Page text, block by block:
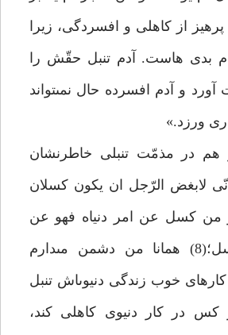
به پرهيز از كاهلى و افسردگى، زيرا
بدى هاست. آدم تنبل حقّش را
آورد و آدم افسرده حال نمى‏تواند
ورزد.»
هم در مذمّت تنبلى خاطرنشان
لابغض الرّجل ان يكون كسلان
من كسل عن امر دنياه فهو عن
امر آخرته اكسل؛(8) همانا من دشمن مى‏دارم
خوب زندگى دنيوى‏اش تنبل
كس در كار دنيوى كاهلى كند،